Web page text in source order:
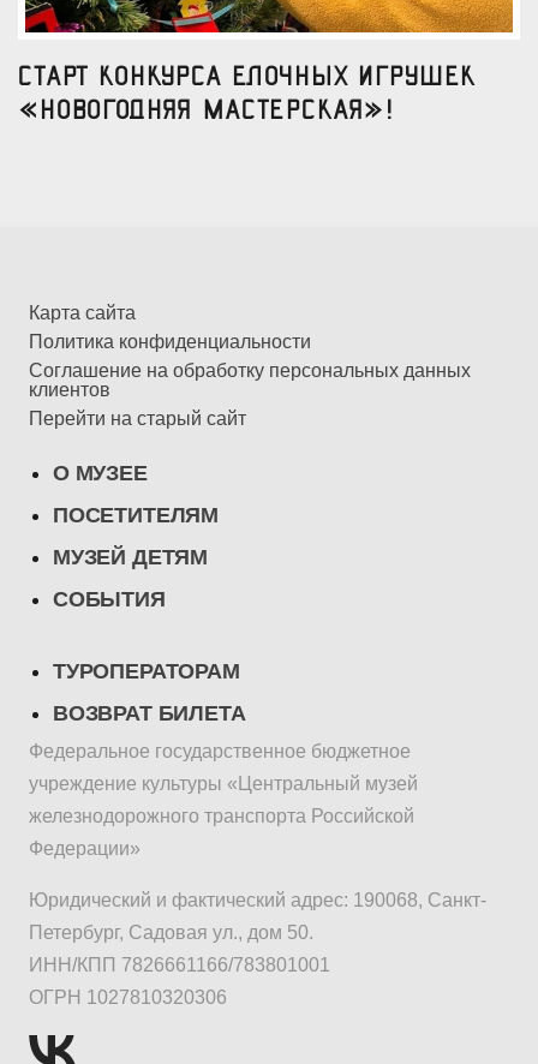
Старт конкурса елочных игрушек
«Новогодняя мастерская»!
Карта сайта
Политика конфиденциальности
Соглашение на обработку персональных данных
клиентов
Перейти на старый сайт
О МУЗЕЕ
ПОСЕТИТЕЛЯМ
МУЗЕЙ ДЕТЯМ
СОБЫТИЯ
ТУРОПЕРАТОРАМ
ВОЗВРАТ БИЛЕТА
Федеральное государственное бюджетное
учреждение культуры «Центральный музей
железнодорожного транспорта Российской
Федерации»
Юридический и фактический адрес: 190068, Санкт-
Петербург, Садовая ул., дом 50.
ИНН/КПП 7826661166/783801001
ОГРН 1027810320306